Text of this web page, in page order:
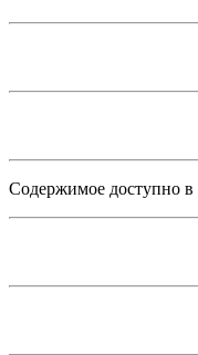
Содержимое доступно